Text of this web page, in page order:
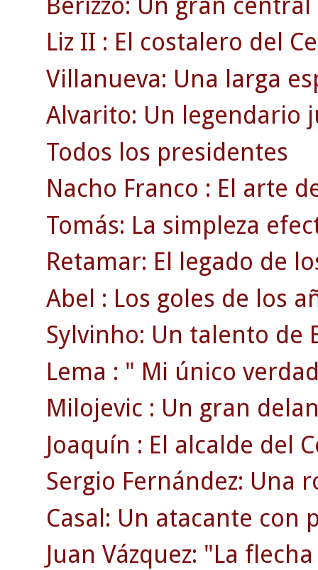
Liz II : El costalero del
Villanueva: Una larga
Alvarito: Un legendario
Todos los presidentes
Nacho Franco : El arte
Tomás: La simpleza
Retamar: El legado de
Abel : Los goles de los
Sylvinho: Un talento de
Lema : " Mi único
Milojevic : Un gran
Joaquín : El alcalde del
Sergio Fernández: Una
Casal: Un atacante con
Juan Vázquez: "La